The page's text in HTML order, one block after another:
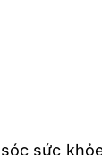
sức